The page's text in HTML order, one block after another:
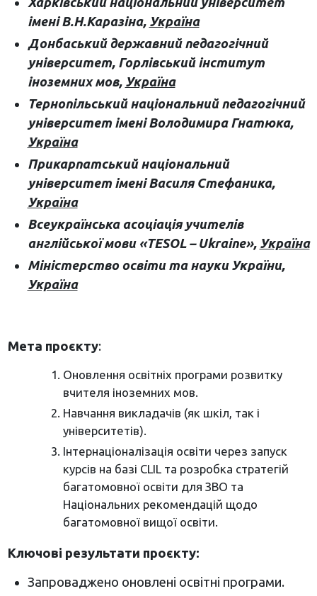
імені В.Н.Каразіна, Україна
Донбаський державний педагогічний
університет, Горлівський інститут
іноземних мов, Україна
Тернопільський національний педагогічний
університет імені Володимира Гнатюка,
Україна
Прикарпатський національний
університет імені Василя Стефаника,
Україна
Всеукраїнська асоціація учителів
англійської мови «TESOL – Ukraine», Україна
Міністерство освіти та науки України,
Україна
Мета проєкту:
Оновлення освітніх програми розвитку
вчителя іноземних мов.
Навчання викладачів (як шкіл, так і
університетів).
Інтернаціоналізація освіти через запуск
курсів на базі CLIL та розробка стратегій
багатомовної освіти для ЗВО та
Національних рекомендацій щодо
багатомовної вищої освіти.
Ключові результати проєкту:
Запроваджено оновлені освітні програми.